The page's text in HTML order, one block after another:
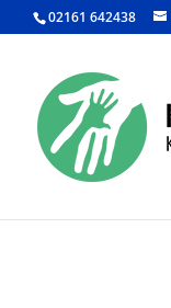
02161 642438